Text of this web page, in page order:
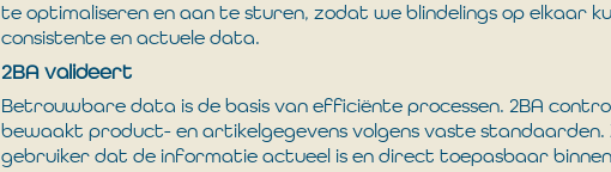
te optimaliseren en aan te sturen, zodat we blindelings op elkaar
consistente en actuele data.
2BA valideert
Betrouwbare data is de basis van efficiënte processen. 2BA
bewaakt product- en artikelgegevens volgens vaste standaarden.
gebruiker dat de informatie actueel is en direct toepasbaar binnen